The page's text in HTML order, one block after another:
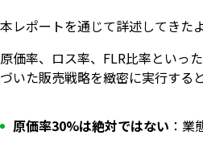
本レポートを通じて詳述してきた
原価率、ロス率、FLR比率といっ
づいた販売戦略を緻密に実行する
原価率30%は絶対ではない ：業